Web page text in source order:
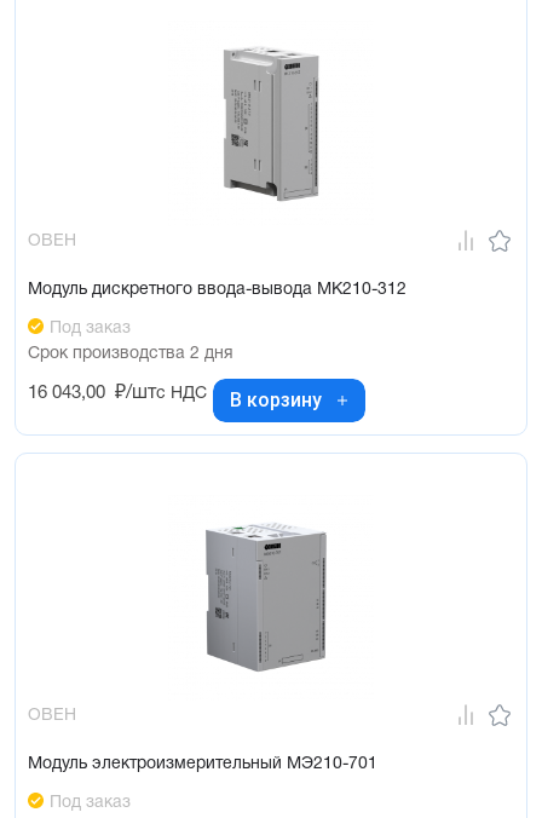
ОВЕН
Модуль дискретного ввода-вывода МК210-312
Под заказ
Срок производства 2 дня
16 043,00 ₽/штс НДС В корзину
ОВЕН
Модуль электроизмерительный МЭ210-701
Под заказ